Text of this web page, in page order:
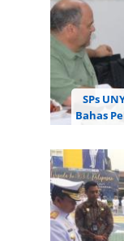
SPs
Bahas
Sekolah
Yogyakarta
akademik
Discussion
(NIU),